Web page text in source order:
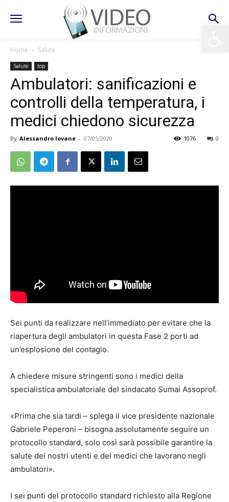
Home Salute
Salute top
Ambulatori: sanificazioni e
controlli della temperatura, i
medici chiedono sicurezza
By Alessandro Iovane - 07/05/2020 0
1076
Sei punti da realizzare nell’immediato per evitare che la
riapertura degli ambulatori in questa Fase 2 porti ad
un’esplosione del contagio.
A chiedere misure stringenti sono i medici della
specialistica ambulatoriale del sindacato Sumai Assoprof.
«Prima che sia tardi – spiega il vice presidente nazionale
Gabriele Peperoni – bisogna assolutamente seguire un
protocollo standard, solo così sarà possibile garantire la
salute dei nostri utenti e dei medici che lavorano negli
ambulatori».
I sei punti del protocollo standard richiesto alla Regione